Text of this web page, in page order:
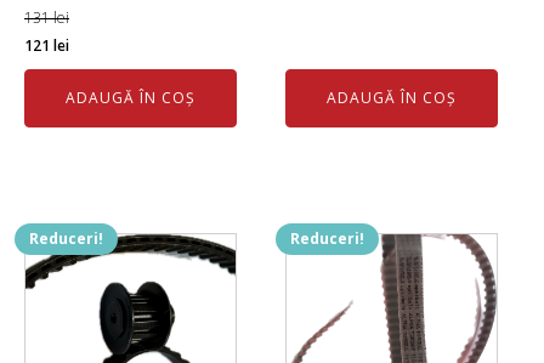
131lei
Prețul
inițial
fost:
121 leiPrețul
curent
este:
121 lei.
ADAUGĂ ÎN COȘ
fost:
472 lei.
441 lei.
ADAUGĂ ÎN COȘ
Reduceri! Reduceri!